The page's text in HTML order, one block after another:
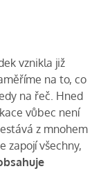
vznikla již
na to, co
na řeč. Hned
vůbec není
z mnohem
zapojí všechny,